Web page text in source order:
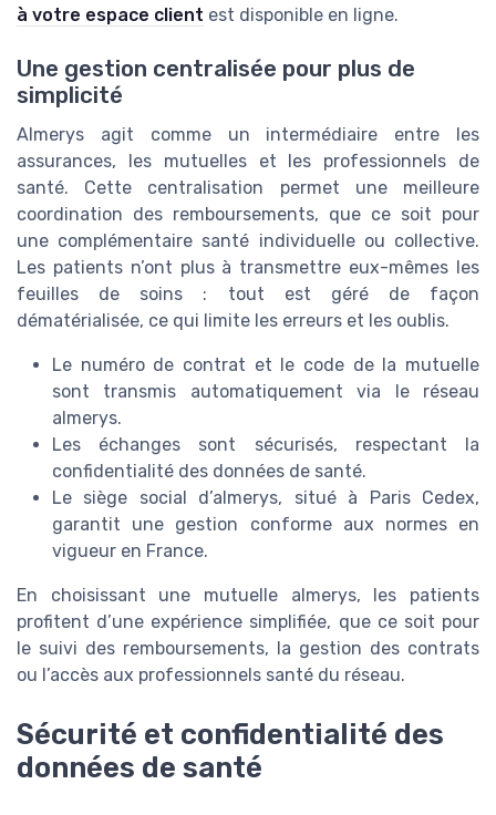
à votre espace client est disponible en ligne.
Une gestion centralisée pour plus de
simplicité
Almerys agit comme un intermédiaire entre les
assurances, les mutuelles et les professionnels de
santé. Cette centralisation permet une meilleure
coordination des remboursements, que ce soit pour
une complémentaire santé individuelle ou collective.
Les patients n’ont plus à transmettre eux-mêmes les
feuilles de soins : tout est géré de façon
dématérialisée, ce qui limite les erreurs et les oublis.
Le numéro de contrat et le code de la mutuelle
sont transmis automatiquement via le réseau
almerys.
Les échanges sont sécurisés, respectant la
confidentialité des données de santé.
Le siège social d’almerys, situé à Paris Cedex,
garantit une gestion conforme aux normes en
vigueur en France.
En choisissant une mutuelle almerys, les patients
profitent d’une expérience simplifiée, que ce soit pour
le suivi des remboursements, la gestion des contrats
ou l’accès aux professionnels santé du réseau.
Sécurité et confidentialité des
données de santé